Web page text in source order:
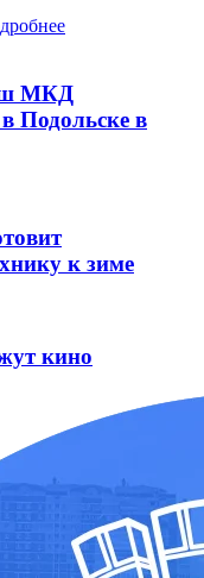
МКД
Подольске в
к зиме
кино